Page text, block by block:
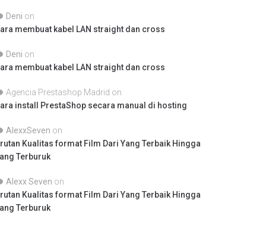
Deni on
membuat kabel LAN straight dan cross
Deni on
membuat kabel LAN straight dan cross
Agencia Prestashop Madrid on
install PrestaShop secara manual di hosting
AlexxSeven on
Kualitas format Film Dari Yang Terbaik Hingga
Terburuk
Alexx Seven on
Kualitas format Film Dari Yang Terbaik Hingga
Terburuk